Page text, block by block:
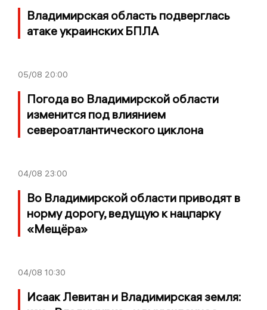
Владимирская область подверглась
атаке украинских БПЛА
05/08 20:00
Погода во Владимирской области
изменится под влиянием
североатлантического циклона
04/08 23:00
Во Владимирской области приводят в
норму дорогу, ведущую к нацпарку
«Мещёра»
04/08 10:30
Исаак Левитан и Владимирская земля: